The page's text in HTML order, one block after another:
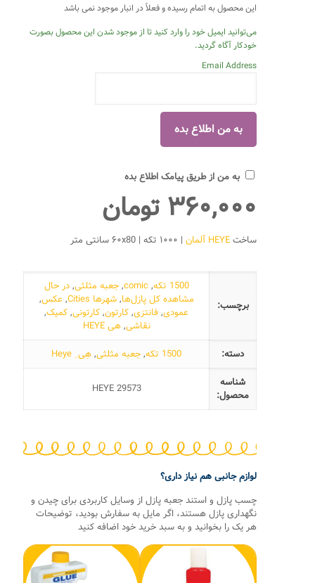
این محصول به اتمام رسیده و فعلاً در انبار موجود نمی باشد
می‌توانید ایمیل خود را وارد کنید تا از موجود شدن این محصول بصورت
خودکار آگاه گردید.
Email Address
به من از طریق پیامک اطلاع بده
۳۶۰,۰۰۰ تومان
ساختHEYE آلمان | ۱۰۰۰ تکه | ۶۰x80 سانتی متر
برچسب:
1500 تکه ,
comic
,جعبه مثلثی,در حال
مشاهده کل پازل‌ها,شهرها Cities , عکس,
عمودی, فانتزی,کارتون,کارتونی,کمیک,
نقاشی,هی HEYE
دسته:
1500 تکه ,جعبه مثلثی,هِی ِ Heye
شناسه
محصول:
HEYE 29573
لوازم جانبی هم نیاز داری؟
چسب پازل و استند جعبه پازل از وسایل کاربردی برای چیدن و
نگهداری پازل هستند، اگر مایل به سفارش بودید، توضیحات
هر یک را بخوانید و به سبد خرید خود اضافه کنید